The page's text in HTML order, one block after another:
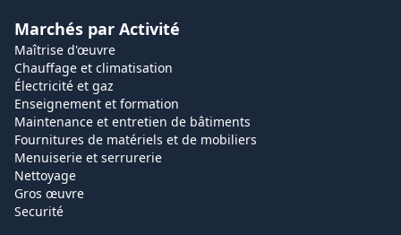
Marchés par Activité
Maîtrise d'œuvre
Chauffage et climatisation
Électricité et gaz
Enseignement et formation
Maintenance et entretien de bâtiments
Fournitures de matériels et de mobiliers
Menuiserie et serrurerie
Nettoyage
Gros œuvre
Securité